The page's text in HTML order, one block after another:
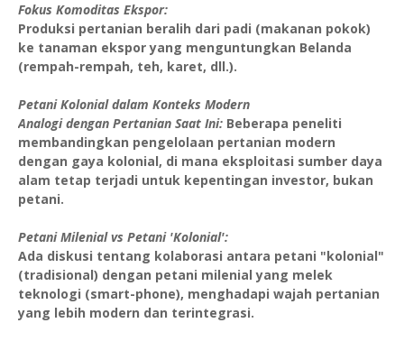
Fokus Komoditas Ekspor:
Produksi pertanian beralih dari padi (makanan pokok)
ke tanaman ekspor yang menguntungkan Belanda
(rempah-rempah, teh, karet, dll.).
Petani Kolonial dalam Konteks Modern
Analogi dengan Pertanian Saat Ini: Beberapa peneliti
membandingkan pengelolaan pertanian modern
dengan gaya kolonial, di mana eksploitasi sumber daya
alam tetap terjadi untuk kepentingan investor, bukan
petani.
Petani Milenial vs Petani 'Kolonial':
Ada diskusi tentang kolaborasi antara petani "kolonial"
(tradisional) dengan petani milenial yang melek
teknologi (smart-phone), menghadapi wajah pertanian
yang lebih modern dan terintegrasi.